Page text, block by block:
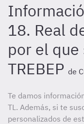
18. Real
por el que
TREBEP de
Te damos
TL. Además, si te
personalizados de